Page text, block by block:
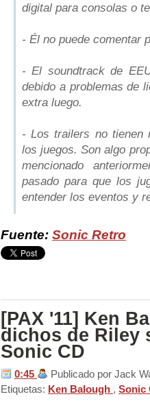
digital para consolas o
- Él no puede comentar
- El soundtrack de
debido a problemas de
extra luego.
- Los trailers no tienen
los juegos. Son algo
mencionado
pasado para que los
entender los eventos y
Fuente: Sonic Retro
[PAX '11] Ken
dichos de Riley
Sonic CD
0:45
Publicado por Jack
Etiquetas: Ken Balough , Sonic